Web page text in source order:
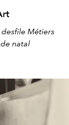
Métiers
natal